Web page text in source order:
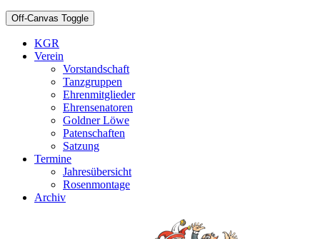
Off-Canvas Toggle
KGR
Verein
Vorstandschaft
Tanzgruppen
Ehrenmitglieder
Ehrensenatoren
Goldner Löwe
Patenschaften
Satzung
Termine
Jahresübersicht
Rosenmontage
Archiv